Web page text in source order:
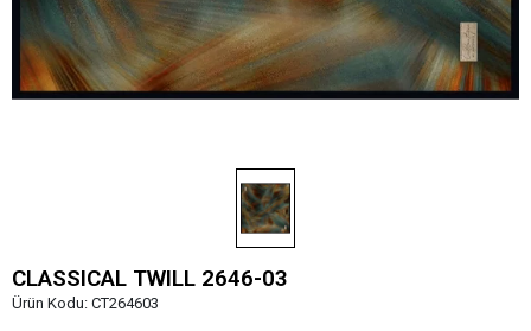
CLASSICAL TWILL 2646-03
Ürün Kodu: CT264603